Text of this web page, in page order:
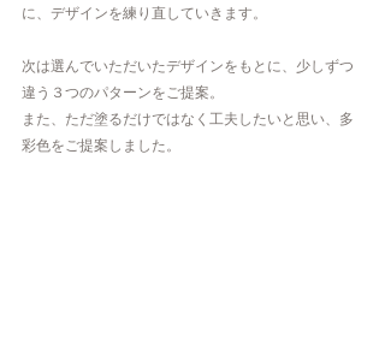
に、デザインを練り直していきます。
次は選んでいただいたデザインをもとに、少しずつ
違う３つのパターンをご提案。
また、ただ塗るだけではなく工夫したいと思い、多
彩色をご提案しました。